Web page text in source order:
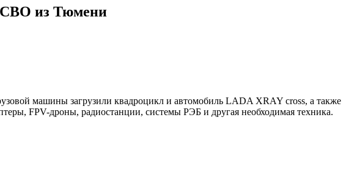
СВО из Тюмени
машины загрузили квадроцикл и автомобиль LADA XRAY cross, а также
FPV-дроны, радиостанции, системы РЭБ и другая необходимая техника.